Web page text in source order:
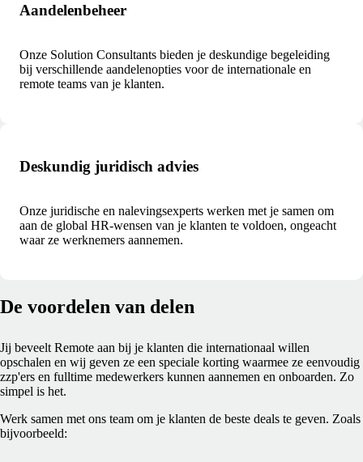
Aandelenbeheer
Onze Solution Consultants bieden je deskundige begeleiding
bij verschillende aandelenopties voor de internationale en
remote teams van je klanten.
Deskundig juridisch advies
Onze juridische en nalevingsexperts werken met je samen om
aan de global HR-wensen van je klanten te voldoen, ongeacht
waar ze werknemers aannemen.
De voordelen van delen
Jij beveelt Remote aan bij je klanten die internationaal willen
opschalen en wij geven ze een speciale korting waarmee ze eenvoudig
zzp'ers en fulltime medewerkers kunnen aannemen en onboarden. Zo
simpel is het.
Werk samen met ons team om je klanten de beste deals te geven. Zoals
bijvoorbeeld: